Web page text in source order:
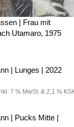
| Frau mit
Utamaro, 1975
| Lunges | 2022
7 % MwSt. & 2,1 %
| Pucks Mitte |